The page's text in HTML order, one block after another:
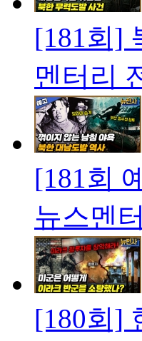
[181회]
멘터리
[181회
뉴스멘
[180회]